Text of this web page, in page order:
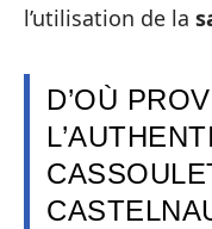
l’utilisation de la
D’OÙ